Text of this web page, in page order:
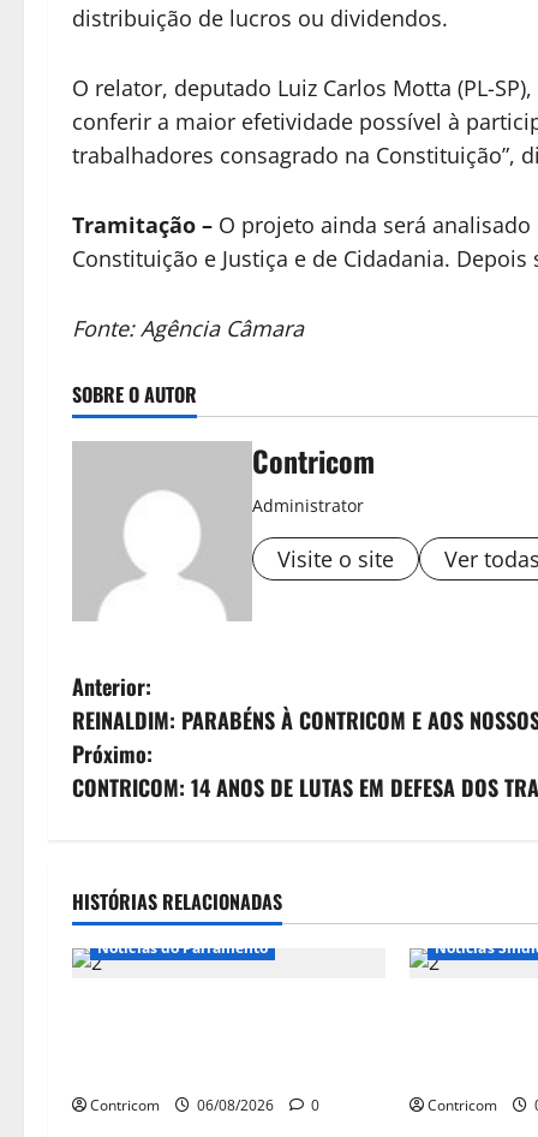
distribuição de lucros ou dividendos.
O relator, deputado Luiz Carlos Motta (PL-
conferir a maior efetividade possível à
trabalhadores consagrado na Constituição”,
Tramitação – O projeto ainda será
Constituição e Justiça e de Cidadania.
Fonte: Agência Câmara
SOBRE O AUTOR
Contricom
Administrator
Visite o site Ver
N
a
v
g
a
o
Anterior:
REINALDIM: PARABÉNS À CONTRICOM E AOS
Próximo:
CONTRICOM: 14 ANOS DE LUTAS EM DEFESA DOS
HISTÓRIAS RELACIONADAS
Notícias do Parlamento
Contricom 06/08/2026 0
Notícias
Contricom